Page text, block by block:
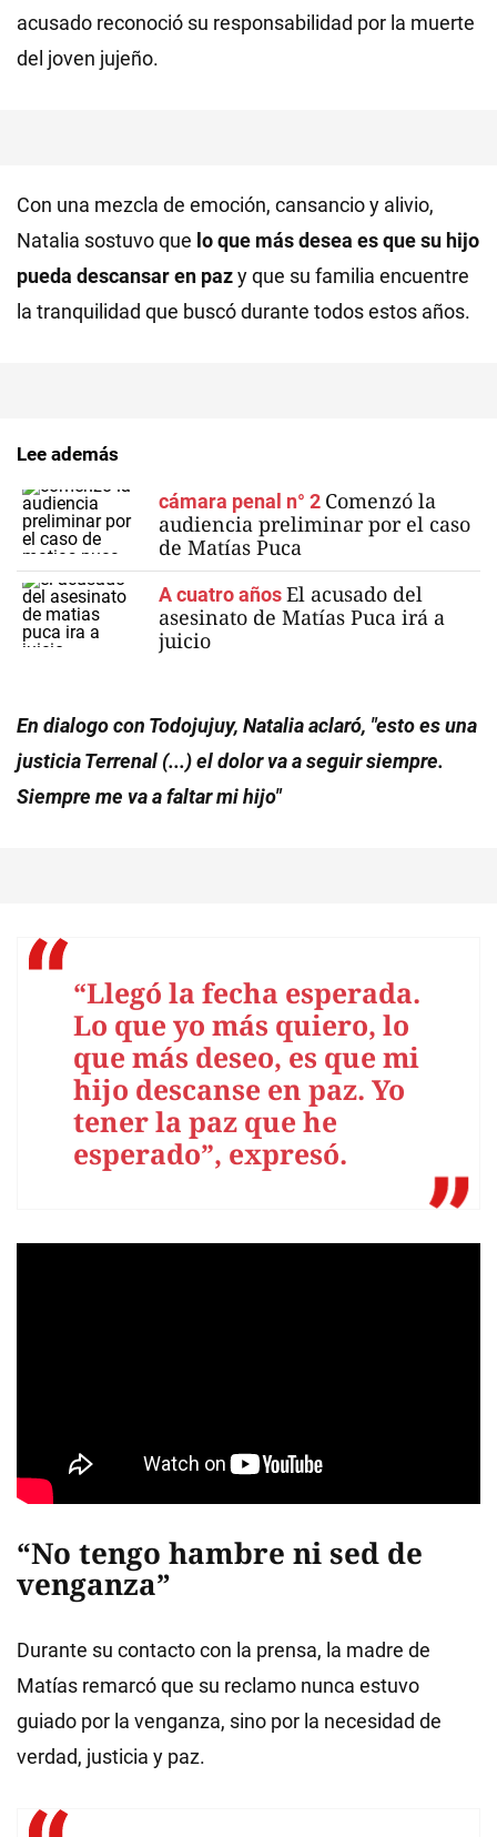
acusado reconoció su responsabilidad por la muerte
del joven jujeño.
Con una mezcla de emoción, cansancio y alivio,
Natalia sostuvo que lo que más desea es que su hijo
pueda descansar en pazy que su familia encuentre
la tranquilidad que buscó durante todos estos años.
Lee además
cámara penal n° 2 Comenzó la
audiencia preliminar por el caso
de Matías Puca
A cuatro añosEl acusado del
asesinato de Matías Puca irá a
juicio
En dialogo con Todojujuy, Natalia aclaró, "esto es una
justicia Terrenal (...) el dolor va a seguir siempre.
Siempre me va a faltar mi hijo"
“Llegó la fecha esperada.
Lo que yo más quiero, lo
que más deseo, es que mi
hijo descanse en paz. Yo
tener la paz que he
esperado”, expresó.
“No tengo hambre ni sed de
venganza”
Durante su contacto con la prensa, la madre de
Matías remarcó que su reclamo nunca estuvo
guiado por la venganza, sino por la necesidad de
verdad, justicia y paz.